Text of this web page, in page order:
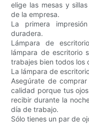
elige las mesas y
de la empresa.
La primera
duradera.
Lámpara de
lámpara de escritorio
trabajes bien todos los
La lámpara de
Asegúrate de
calidad porque tus
recibir durante la
día de trabajo.
Sólo tienes un par de